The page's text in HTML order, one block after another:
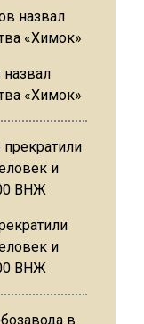
«Химок»
и
ВНЖ